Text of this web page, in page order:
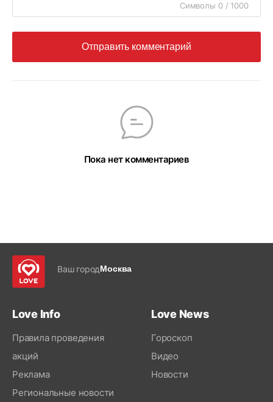
Символы 0 / 1000
Отправить комментарий
Пока нет комментариев
Ваш городМосква
Love Info
Правила проведения
акций
Реклама
Региональные новости
Love News
Гороскоп
Видео
Новости